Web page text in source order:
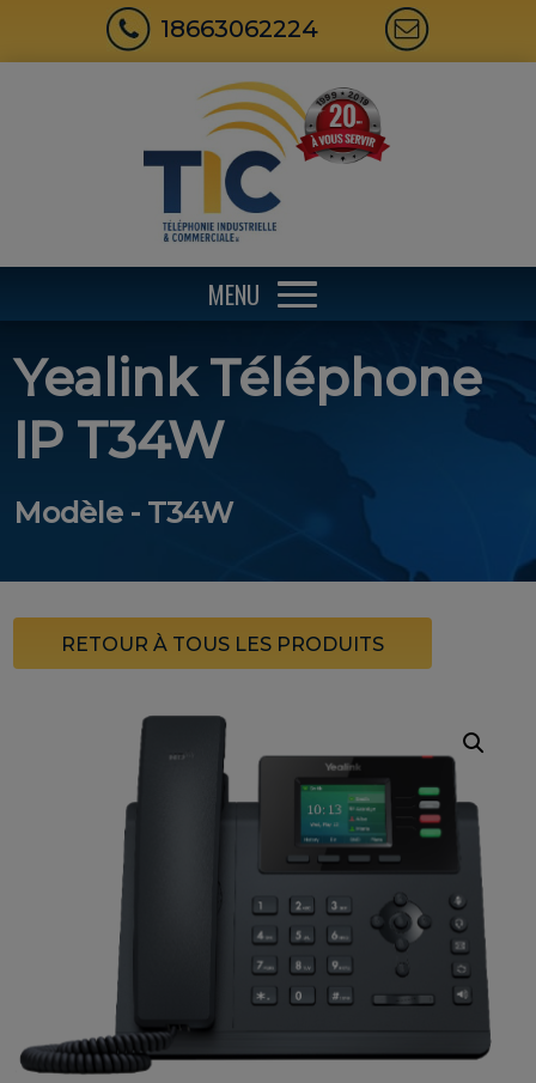
18663062224
MENU
Yealink Téléphone
IP T34W
Modèle - T34W
RETOUR À TOUS LES PRODUITS